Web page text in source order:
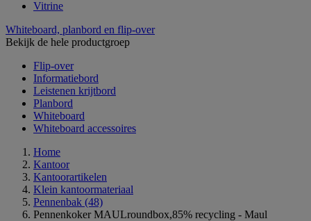
Vitrine
Whiteboard, planbord en flip-over
Bekijk de hele productgroep
Flip-over
Informatiebord
Leistenen krijtbord
Planbord
Whiteboard
Whiteboard accessoires
Home
Kantoor
Kantoorartikelen
Klein kantoormateriaal
Pennenbak (48)
Pennenkoker MAULroundbox,85% recycling - Maul